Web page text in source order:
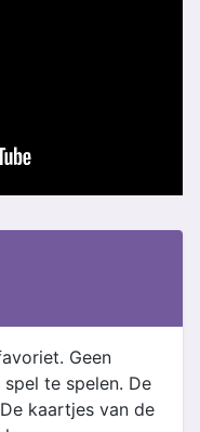
Geen
te spelen. De
kaartjes van de